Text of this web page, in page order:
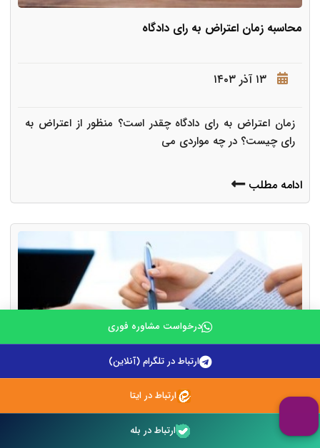
محاسبه زمان اعتراض به رای دادگاه
۱۳ آذر ۱۴۰۳
زمان اعتراض به رای دادگاه چقدر است؟ منظور از اعتراض به
رای چیست؟ در چه مواردی می
ادامه مطلب
لایحه فرجام خواهی در پرونده حقوقی الزام به انجام تعهد در
ساخت علیه مهندس مجری طرح
درخواست مشاوره فوری
ارتباط در تلگرام (آنلاین)
ارتباط در ایتا
ارتباط در بله